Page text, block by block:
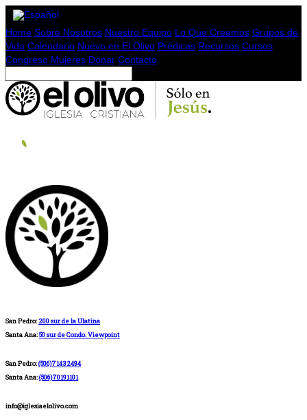
Home Sobre Nosotros Nuestro Equipo Lo Que Creemos Grupos de
Vida Calendario Nuevo en El Olivo Prédicas Recursos Cursos
Congreso Mujeres Donar Contacto
San Pedro: 200 sur de la Ulatina
Santa Ana:50 sur de Condo. Viewpoint
San Pedro:(506)71432494
Santa Ana:(506)70191101
info@iglesiaelolivo.com